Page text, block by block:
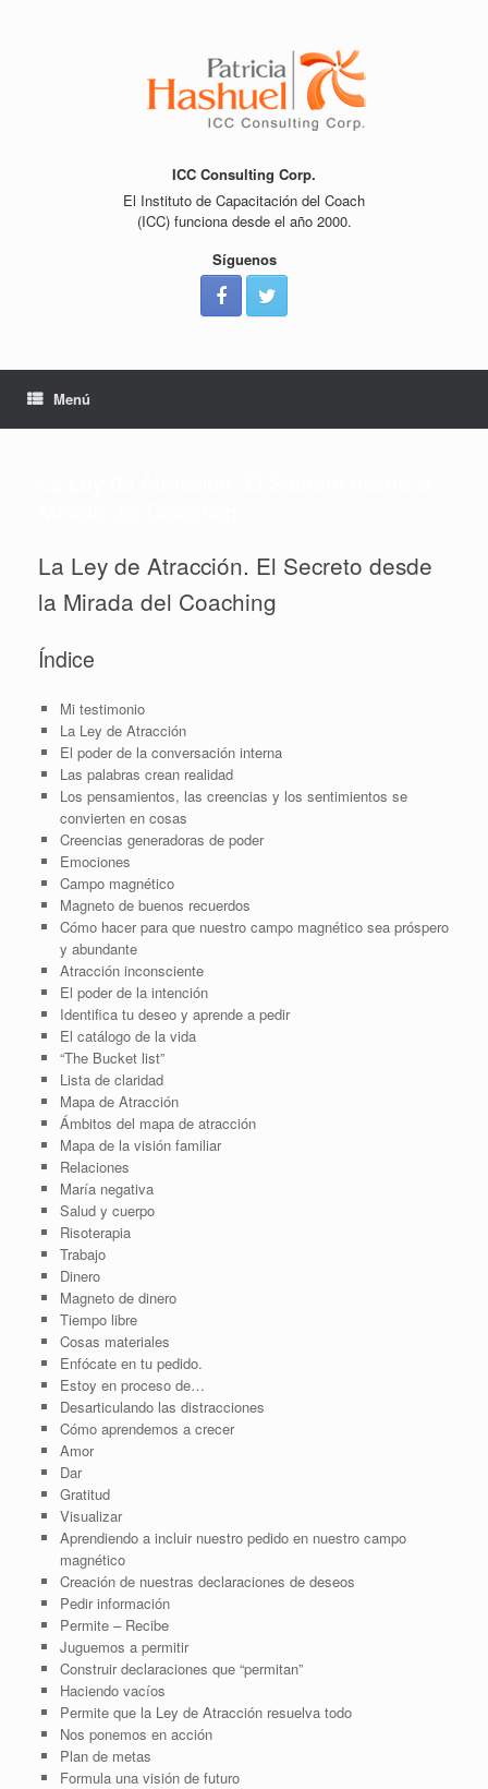
ICC Consulting Corp.
El Instituto de Capacitación del Coach
(ICC) funciona desde el año 2000.
Síguenos
Menú
La Ley de Atracción. El Secreto desde
la Mirada del Coaching
Índice
Mi testimonio
La Ley de Atracción
El poder de la conversación interna
Las palabras crean realidad
Los pensamientos, las creencias y los sentimientos se
convierten en cosas
Creencias generadoras de poder
Emociones
Campo magnético
Magneto de buenos recuerdos
Cómo hacer para que nuestro campo magnético sea próspero
y abundante
Atracción inconsciente
El poder de la intención
Identifica tu deseo y aprende a pedir
El catálogo de la vida
“The Bucket list”
Lista de claridad
Mapa de Atracción
Ámbitos del mapa de atracción
Mapa de la visión familiar
Relaciones
María negativa
Salud y cuerpo
Risoterapia
Trabajo
Dinero
Magneto de dinero
Tiempo libre
Cosas materiales
Enfócate en tu pedido.
Estoy en proceso de…
Desarticulando las distracciones
Cómo aprendemos a crecer
Amor
Dar
Gratitud
Visualizar
Aprendiendo a incluir nuestro pedido en nuestro campo
magnético
Creación de nuestras declaraciones de deseos
Pedir información
Permite – Recibe
Juguemos a permitir
Construir declaraciones que “permitan”
Haciendo vacíos
Permite que la Ley de Atracción resuelva todo
Nos ponemos en acción
Plan de metas
Formula una visión de futuro